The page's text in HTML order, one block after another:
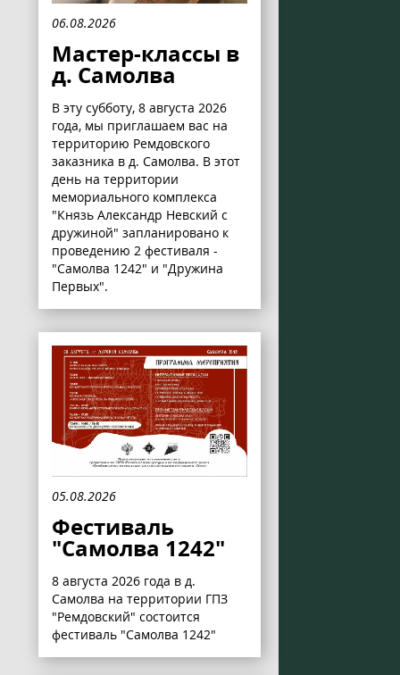
06.08.2026
Мастер-классы в
д. Самолва
В эту субботу, 8 августа 2026
года, мы приглашаем вас на
территорию Ремдовского
заказника в д. Самолва. В этот
день на территории
мемориального комплекса
"Князь Александр Невский с
дружиной" запланировано к
проведению 2 фестиваля -
"Самолва 1242" и "Дружина
Первых".
05.08.2026
Фестиваль
"Самолва 1242"
8 августа 2026 года в д.
Самолва на территории ГПЗ
"Ремдовский" состоится
фестиваль "Самолва 1242"